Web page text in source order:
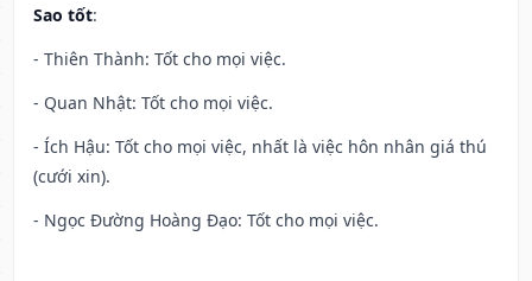
Sao tốt:
- Thiên Thành: Tốt cho mọi việc.
- Quan Nhật: Tốt cho mọi việc.
- Ích Hậu: Tốt cho mọi việc, nhất là việc hôn nhân giá thú
(cưới xin).
- Ngọc Đường Hoàng Đạo: Tốt cho mọi việc.